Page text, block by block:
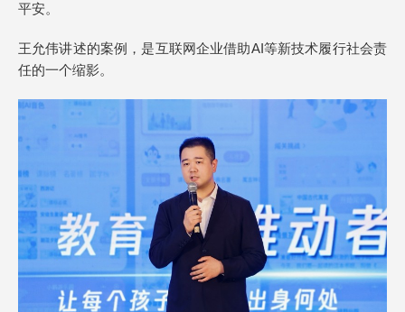
平安。
王允伟讲述的案例，是互联网企业借助AI等新技术履行社会责
任的一个缩影。